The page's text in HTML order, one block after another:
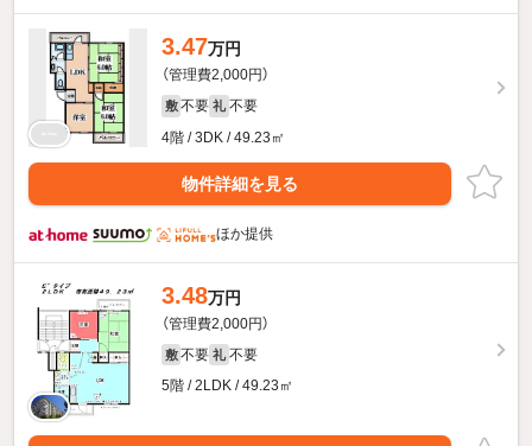
3.47万円
（管理費2,000円）
敷 不要 礼 不要
4階 / 3DK / 49.23㎡
物件詳細を見る
ほか提供
3.48万円
（管理費2,000円）
敷 不要 礼 不要
5階 / 2LDK / 49.23㎡